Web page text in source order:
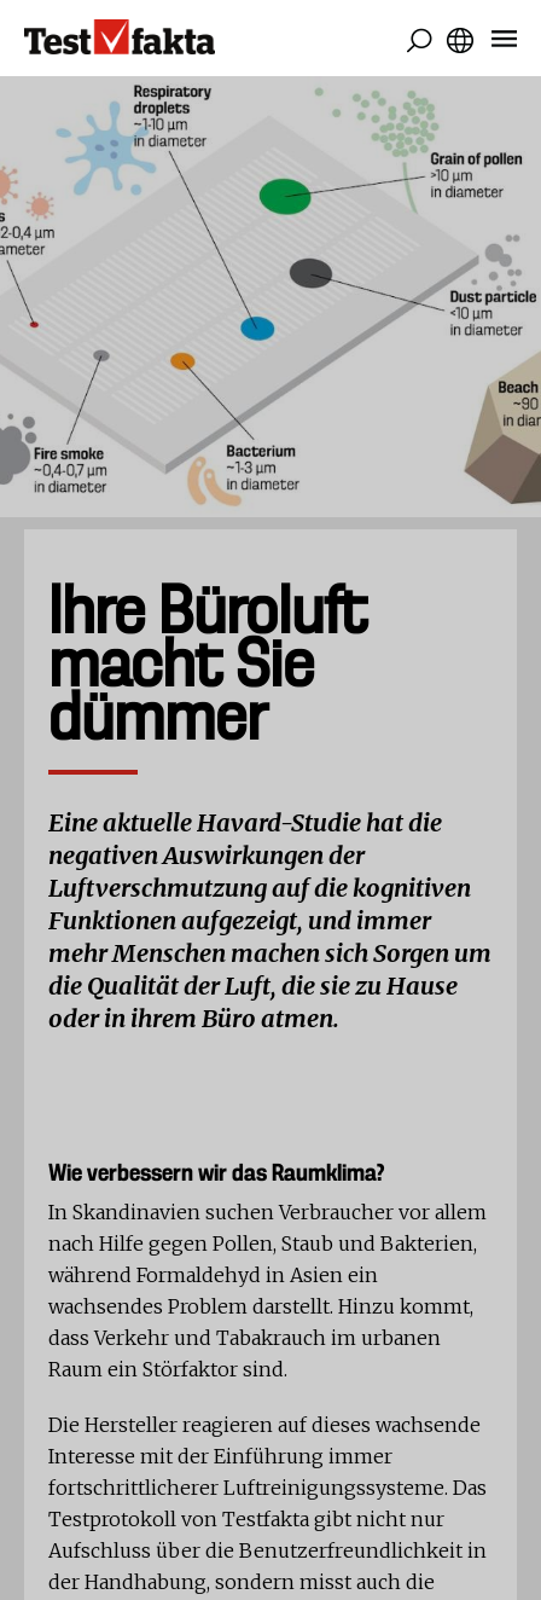
Inhalt
Ihre Büroluft
macht Sie
dümmer
Eine aktuelle Havard-Studie hat die
negativen Auswirkungen der
Luftverschmutzung auf die kognitiven
Funktionen aufgezeigt, und immer
mehr Menschen machen sich Sorgen um
die Qualität der Luft, die sie zu Hause
oder in ihrem Büro atmen.
Wie verbessern wir das Raumklima?
In Skandinavien suchen Verbraucher vor allem
nach Hilfe gegen Pollen, Staub und Bakterien,
während Formaldehyd in Asien ein
wachsendes Problem darstellt. Hinzu kommt,
dass Verkehr und Tabakrauch im urbanen
Raum ein Störfaktor sind.
Die Hersteller reagieren auf dieses wachsende
Interesse mit der Einführung immer
fortschrittlicherer Luftreinigungssysteme. Das
Testprotokoll von Testfakta gibt nicht nur
Aufschluss über die Benutzerfreundlichkeit in
der Handhabung, sondern misst auch die